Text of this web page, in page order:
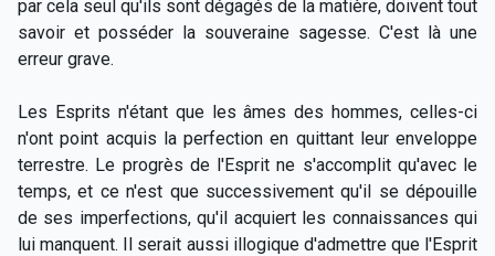
par cela seul qu'ils sont dégagés de la matière, doivent tout
savoir et posséder la souveraine sagesse. C'est là une
erreur grave.
Les Esprits n'étant que les âmes des hommes, celles-ci
n'ont point acquis la perfection en quittant leur enveloppe
terrestre. Le progrès de l'Esprit ne s'accomplit qu'avec le
temps, et ce n'est que successivement qu'il se dépouille
de ses imperfections, qu'il acquiert les connaissances qui
lui manquent. Il serait aussi illogique d'admettre que l'Esprit